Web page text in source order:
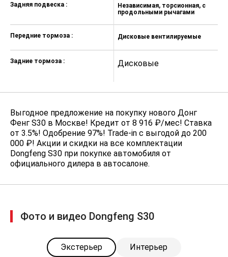
Задняя подвеска :
Передние тормоза :
Задние тормоза :
Независимая, торсионная, с
продольными рычагами
Дисковые вентилируемые
Дисковые
Выгодное предложение на покупку нового Донг
Фенг S30 в Москве! Кредит от 8 916 ₽/мес! Ставка
от 3.5%! Одобрение 97%! Trade-in с выгодой до 200
000 ₽! Акции и скидки на все комплектации
Dongfeng S30 при покупке автомобиля от
официального дилера в автосалоне.
Фото и видео Dongfeng S30
Экстерьер Интерьер